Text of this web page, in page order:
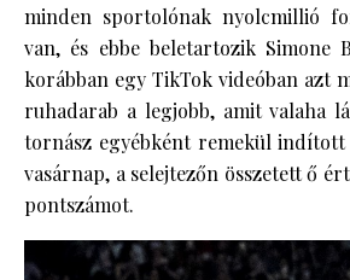
minden sportolónak nyolcmillió
van, és ebbe beletartozik Simone
korábban egy TikTok videóban azt
ruhadarab a legjobb, amit valaha
tornász egyébként remekül
vasárnap, a selejtezőn összetett ő
pontszámot.